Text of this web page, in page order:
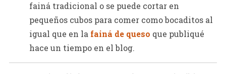
fainá tradicional o se puede cortar en
pequeños cubos para comer como bocaditos al
igual que en la fainá de queso que publiqué
hace un tiempo en el blog.